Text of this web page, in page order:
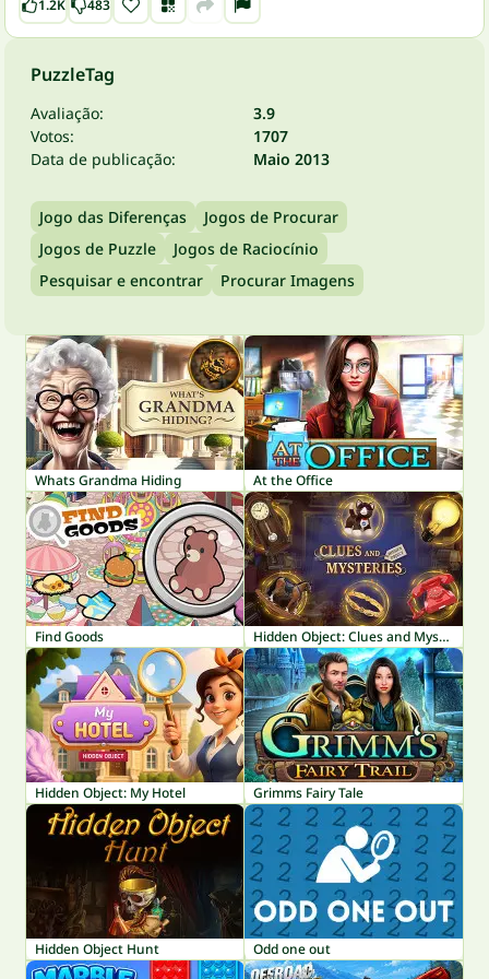
1.2K 483
PuzzleTag
Avaliação:
3.9
Votos:
1707
Data de publicação:
Maio 2013
Jogo das Diferenças
Jogos de Procurar
Jogos de Puzzle
Jogos de Raciocínio
Pesquisar e encontrar
Procurar Imagens
Whats Grandma Hiding At the Office
Find Goods Hidden Object: Clues and Mysteries
Hidden Object: My Hotel Grimms Fairy Tale
Hidden Object Hunt Odd one out